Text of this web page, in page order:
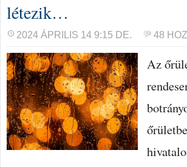
létezik…
2024 ÁPRILIS 14 9:15 DE. 48
Az